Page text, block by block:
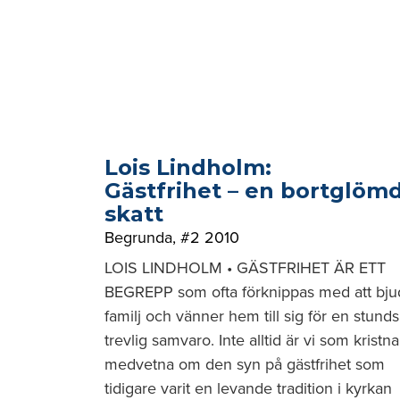
Lois Lindholm:
Gästfrihet – en
skatt
Begrunda, #2 2010
LOIS LINDHOLM • GÄSTFRIHET ÄR ETT
BEGREPP som ofta förknippas med att
familj och vänner hem till sig för en stunds
trevlig samvaro. Inte alltid är vi som kristna
medvetna om den syn på gästfrihet som
tidigare varit en levande tradition i kyrkan